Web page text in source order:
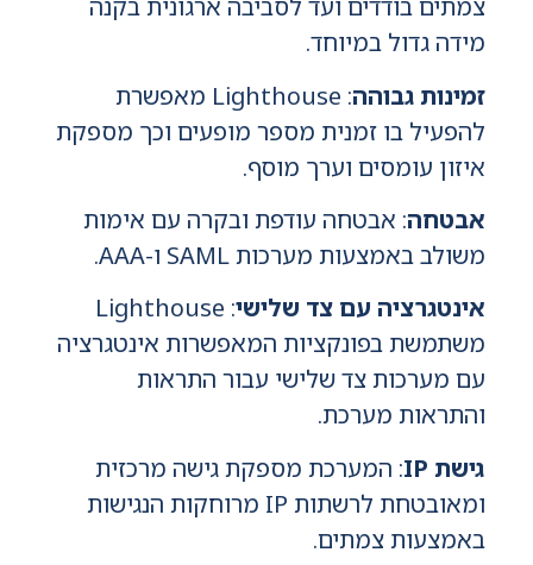
צמתים בודדים ועד לסביבה ארגונית בקנה
מידה גדול במיוחד.
זמינות גבוהה
: Lighthouse מאפשרת
להפעיל בו זמנית מספר מופעים וכך מספקת
איזון עומסים וערך מוסף.
אבטחה: אבטחה עודפת ובקרה עם אימות
משולב באמצעות מערכות SAML ו-AAA.
אינטגרציה עם צד שלישי : Lighthouse
משתמשת בפונקציות המאפשרות אינטגרציה
עם מערכות צד שלישי עבור התראות
והתראות מערכת.
גישת IP: המערכת מספקת גישה מרכזית
ומאובטחת לרשתות IP מרוחקות הנגישות
באמצעות צמתים.